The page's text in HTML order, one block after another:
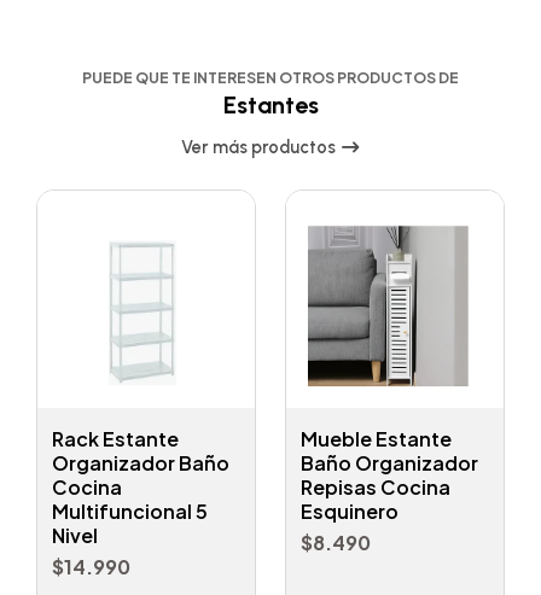
PUEDE QUE TE INTERESEN OTROS PRODUCTOS DE
Estantes
Ver más productos
Rack Estante
Organizador Baño
Cocina
Multifuncional 5
Nivel
$14.990
Mueble Estante
Baño Organizador
Repisas Cocina
Esquinero
$8.490